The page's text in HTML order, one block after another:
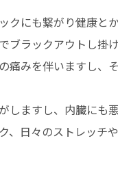
クにも繋がり健康と
ブラックアウトし掛
痛みを伴いますし、
しますし、内臓にも
、日々のストレッチ